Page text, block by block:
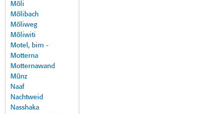
Möli
Mölibach
Möliweg
Möliwiti
Motel, bim -
Motterna
Motternawand
Münz
Naaf
Nachtweid
Nasshaka